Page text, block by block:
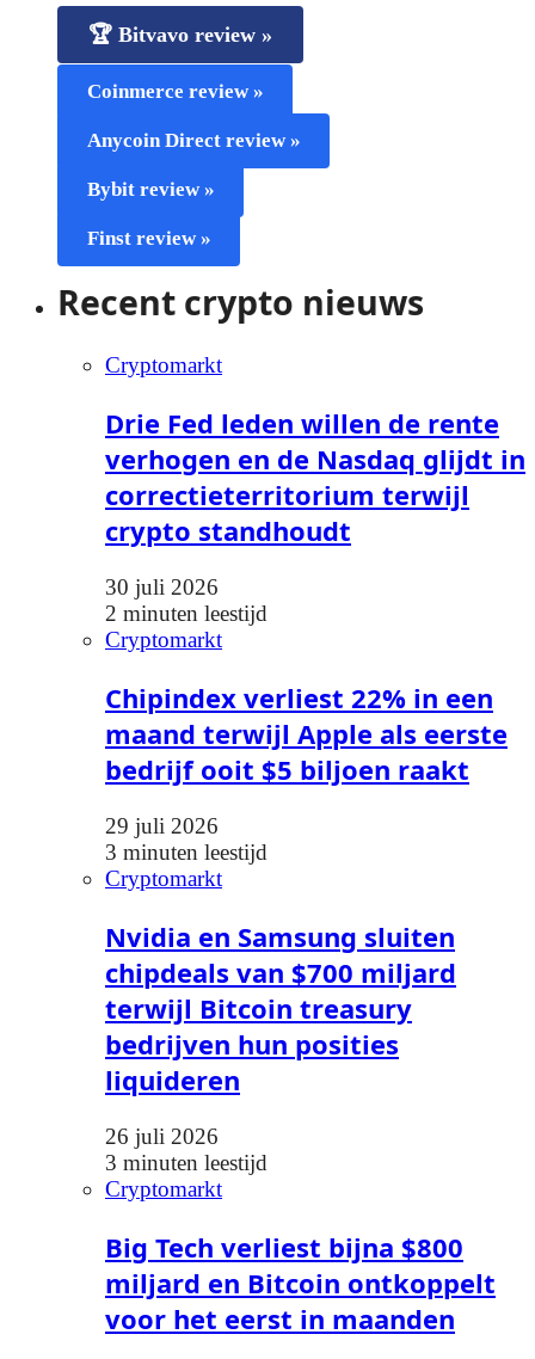
🏆 Bitvavo review »
Coinmerce review »
Anycoin Direct review »
Bybit review »
Finst review »
Recent crypto nieuws
Cryptomarkt
Drie Fed leden willen de rente
verhogen en de Nasdaq glijdt in
correctieterritorium terwijl
crypto standhoudt
30 juli 2026
2 minuten leestijd
Cryptomarkt
Chipindex verliest 22% in een
maand terwijl Apple als eerste
bedrijf ooit $5 biljoen raakt
29 juli 2026
3 minuten leestijd
Cryptomarkt
Nvidia en Samsung sluiten
chipdeals van $700 miljard
terwijl Bitcoin treasury
bedrijven hun posities
liquideren
26 juli 2026
3 minuten leestijd
Cryptomarkt
Big Tech verliest bijna $800
miljard en Bitcoin ontkoppelt
voor het eerst in maanden